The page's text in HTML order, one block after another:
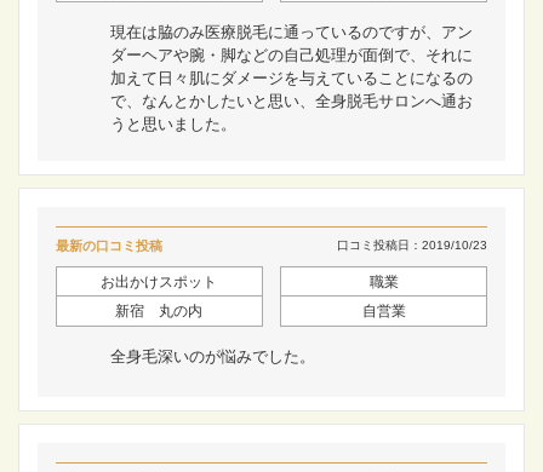
現在は脇のみ医療脱毛に通っているのですが、アン
ダーヘアや腕・脚などの自己処理が面倒で、それに
加えて日々肌にダメージを与えていることになるの
で、なんとかしたいと思い、全身脱毛サロンへ通お
うと思いました。
最新の口コミ投稿 口コミ投稿日：2019/10/23
お出かけスポット
新宿 丸の内
職業
自営業
全身毛深いのが悩みでした。